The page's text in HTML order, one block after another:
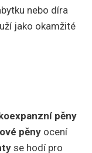
nebo díra
jako okamžité
pěny
pěny ocení
se hodí pro